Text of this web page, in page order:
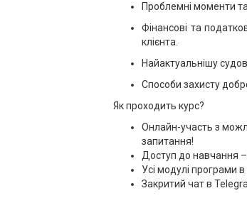
Проблемні моменти
Фінансові та
клієнта.
Найактуальнішу
Способи захисту
Як проходить курс?
Онлайн-участь з
запитання!
Доступ до навчання
Усі модулі програми в
Закритий чат в